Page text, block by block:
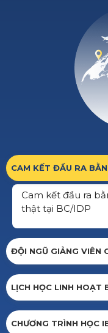
CAM KẾT ĐẦU RA
Cam kết đầu ra
thật tại BC/IDP
ĐỘI NGŨ GIẢNG VIÊN
LỊCH HỌC LINH HOẠT
CHƯƠNG TRÌNH HỌC